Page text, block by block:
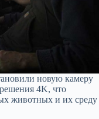
новую камеру
4K, что
животных и их среду